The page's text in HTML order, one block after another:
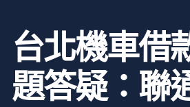
台北機車借
題答疑：聯